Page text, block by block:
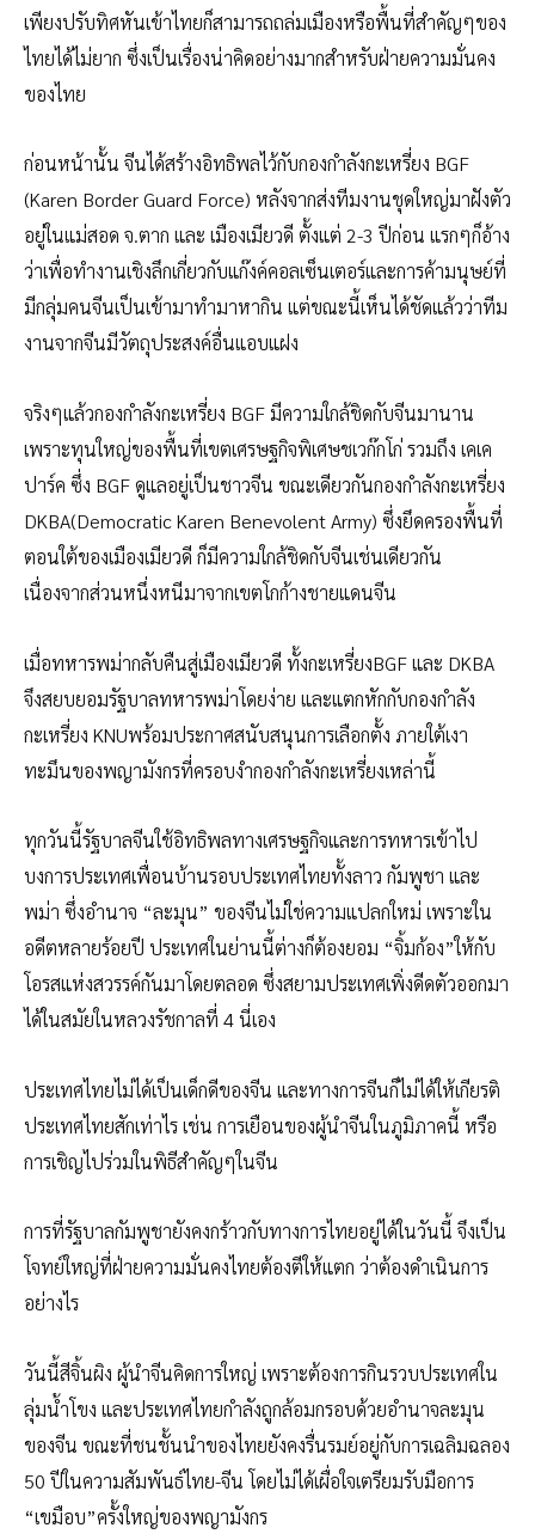
เพียงปรับทิศหันเข้าไทยก็สามารถถล่มเมืองหรือพื้นที่สำคัญๆของ
ไทยได้ไม่ยาก ซึ่งเป็นเรื่องน่าคิดอย่างมากสำหรับฝ่ายความมั่นคง
ของไทย
ก่อนหน้านั้น จีนได้สร้างอิทธิพลไว้กับกองกำลังกะเหรี่ยง BGF
(Karen Border Guard Force) หลังจากส่งทีมงานชุดใหญ่มาฝังตัว
อยู่ในแม่สอด จ.ตาก และ เมืองเมียวดี ตั้งแต่ 2-3 ปีก่อน แรกๆก็อ้าง
ว่าเพื่อทำงานเชิงลึกเกี่ยวกับแก๊งค์คอลเซ็นเตอร์และการค้ามนุษย์ที่
มีกลุ่มคนจีนเป็นเข้ามาทำมาหากิน แต่ขณะนี้เห็นได้ชัดแล้วว่าทีม
งานจากจีนมีวัตถุประสงค์อื่นแอบแฝง
จริงๆแล้วกองกำลังกะเหรี่ยง BGF มีความใกล้ชิดกับจีนมานาน
เพราะทุนใหญ่ของพื้นที่เขตเศรษฐกิจพิเศษชเวก๊กโก่ รวมถึง เคเค
ปาร์ค ซึ่ง BGF ดูแลอยู่เป็นชาวจีน ขณะเดียวกันกองกำลังกะเหรี่ยง
DKBA(Democratic Karen Benevolent Army) ซึ่งยึดครองพื้นที่
ตอนใต้ของเมืองเมียวดี ก็มีความใกล้ชิดกับจีนเช่นเดียวกัน
เนื่องจากส่วนหนึ่งหนีมาจากเขตโกก้างชายแดนจีน
เมื่อทหารพม่ากลับคืนสู่เมืองเมียวดี ทั้งกะเหรี่ยงBGF และ DKBA
จึงสยบยอมรัฐบาลทหารพม่าโดยง่าย และแตกหักกับกองกำลัง
กะเหรี่ยง KNUพร้อมประกาศสนับสนุนการเลือกตั้ง ภายใต้เงา
ทะมึนของพญามังกรที่ครอบงำกองกำลังกะเหรี่ยงเหล่านี้
ทุกวันนี้รัฐบาลจีนใช้อิทธิพลทางเศรษฐกิจและการทหารเข้าไป
บงการประเทศเพื่อนบ้านรอบประเทศไทยทั้งลาว กัมพูชา และ
พม่า ซึ่งอำนาจ “ละมุน” ของจีนไม่ใช่ความแปลกใหม่ เพราะใน
อดีตหลายร้อยปี ประเทศในย่านนี้ต่างก็ต้องยอม “จิ้มก้อง”ให้กับ
โอรสแห่งสวรรค์กันมาโดยตลอด ซึ่งสยามประเทศเพิ่งดีดตัวออกมา
ได้ในสมัยในหลวงรัชกาลที่ 4 นี่เอง
ประเทศไทยไม่ได้เป็นเด็กดีของจีน และทางการจีนก็ไม่ได้ให้เกียรติ
ประเทศไทยสักเท่าไร เช่น การเยือนของผู้นำจีนในภูมิภาคนี้ หรือ
การเชิญไปร่วมในพิธีสำคัญๆในจีน
การที่รัฐบาลกัมพูชายังคงกร้าวกับทางการไทยอยู่ได้ในวันนี้ จึงเป็น
โจทย์ใหญ่ที่ฝ่ายความมั่นคงไทยต้องตีให้แตก ว่าต้องดำเนินการ
อย่างไร
วันนี้สีจิ้นผิง ผู้นำจีนคิดการใหญ่ เพราะต้องการกินรวบประเทศใน
ลุ่มน้ำโขง และประเทศไทยกำลังถูกล้อมกรอบด้วยอำนาจละมุน
ของจีน ขณะที่ชนชั้นนำของไทยยังคงรื่นรมย์อยู่กับการเฉลิมฉลอง
50 ปีในความสัมพันธ์ไทย-จีน โดยไม่ได้เผื่อใจเตรียมรับมือการ
“เขมือบ”ครั้งใหญ่ของพญามังกร